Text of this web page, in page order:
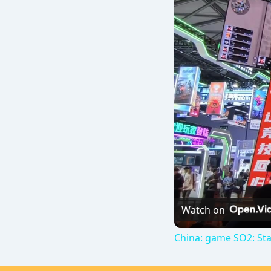
Watch on
China: game SO2: